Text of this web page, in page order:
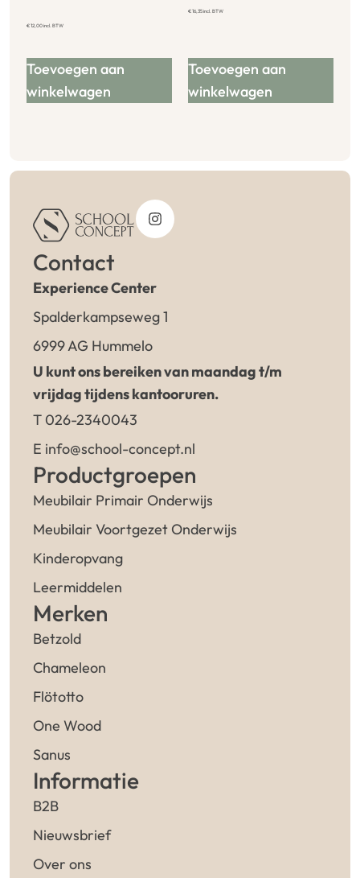
€12,00incl. BTW
Toevoegen aan
winkelwagen
€16,35incl. BTW
Toevoegen aan
winkelwagen
Contact
Experience Center
Spalderkampseweg 1
6999 AG Hummelo
U kunt ons bereiken van maandag t/m
vrijdag tijdens kantooruren.
T 026-2340043
E info@school-concept.nl
Productgroepen
Meubilair Primair Onderwijs
Meubilair Voortgezet Onderwijs
Kinderopvang
Leermiddelen
Merken
Betzold
Chameleon
Flötotto
One Wood
Sanus
Informatie
B2B
Nieuwsbrief
Over ons